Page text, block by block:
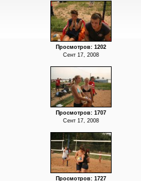
Просмотров: 1202
Сент 17, 2008
Просмотров: 1707
Сент 17, 2008
Просмотров: 1727